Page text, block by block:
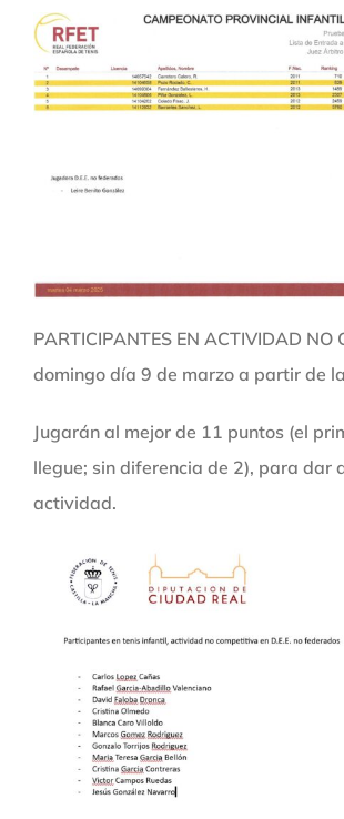
PARTICIPANTES EN ACTIVIDAD NO
domingo día 9 de marzo a partir de
Jugarán al mejor de 11 puntos (el
llegue; sin diferencia de 2), para dar
actividad.